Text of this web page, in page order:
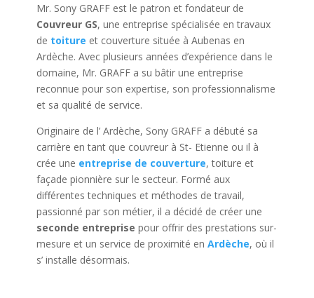
Mr. Sony GRAFF est le patron et fondateur de
Couvreur GS, une entreprise spécialisée en travaux
de toiture et couverture située à Aubenas en
Ardèche. Avec plusieurs années d’expérience dans le
domaine, Mr. GRAFF a su bâtir une entreprise
reconnue pour son expertise, son professionnalisme
et sa qualité de service.
Originaire de l’ Ardèche, Sony GRAFF a débuté sa
carrière en tant que couvreur à St- Etienne ou il à
crée une entreprise de couverture, toiture et
façade pionnière sur le secteur. Formé aux
différentes techniques et méthodes de travail,
passionné par son métier, il a décidé de créer une
seconde entreprise pour offrir des prestations sur-
mesure et un service de proximité en Ardèche, où il
s’ installe désormais.